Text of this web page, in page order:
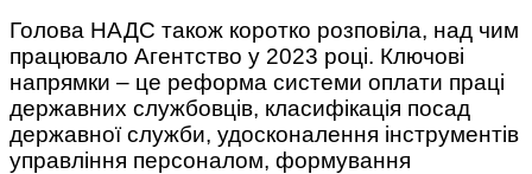
Голова НАДС також коротко розповіла, над чим
працювало Агентство у 2023 році. Ключові
напрямки – це реформа системи оплати праці
державних службовців, класифікація посад
державної служби, удосконалення інструментів
управління персоналом, формування